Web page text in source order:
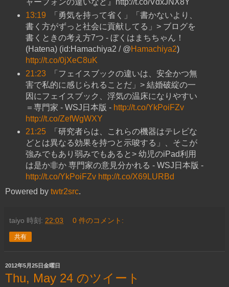
13:19
「勇気を持って省く」「書かないより、
書く方がずっと社会に貢献してる」> ブログを
書くときの考え方7つ - ぼくはまちちゃん！
(Hatena) (id:Hamachiya2 / @Hamachiya2)
http://t.co/0jXeC8uK
21:23
「フェイスブックの違いは、安全かつ無
害で私的に感じられることだ」> 結婚破綻の一
因にフェイスブック、浮気の温床になりやすい
＝専門家 - WSJ日本版 - http://t.co/YkPoiFZv
http://t.co/ZefWgWXY
21:25
「研究者らは、これらの機器はテレビな
どとは異なる効果を持つと示唆する」、そこが
強みでもあり弱みでもあると> 幼児のiPad利用
は是か非か 専門家の意見分かれる - WSJ日本版 -
http://t.co/YkPoiFZv http://t.co/X69LURBd
Powered by twtr2src.
taiyo 時刻: 22:03 0 件のコメント:
共有
2012年5月25日金曜日
Thu, May 24 のツイート